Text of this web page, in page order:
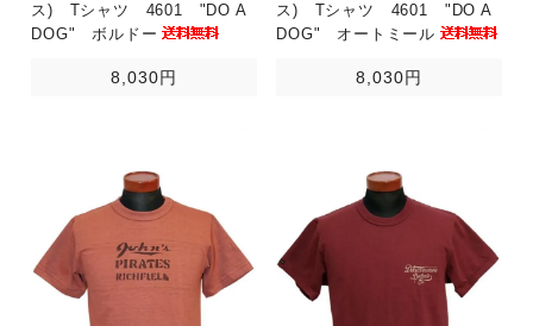
ス) Tシャツ 4601 "DO A
DOG" ボルドー
8,030円
ス) Tシャツ 4601 "DO A
DOG" オートミール
8,030円